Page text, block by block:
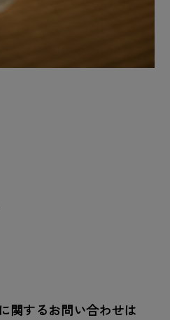
関するお問い合わせは